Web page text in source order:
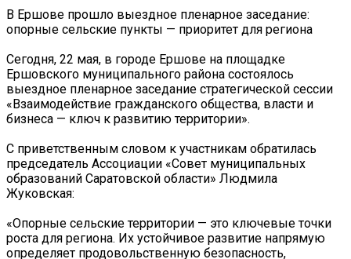
В Ершове прошло выездное пленарное заседание:
опорные сельские пункты — приоритет для региона
Сегодня, 22 мая, в городе Ершове на площадке
Ершовского муниципального района состоялось
выездное пленарное заседание стратегической сессии
«Взаимодействие гражданского общества, власти и
бизнеса — ключ к развитию территории».
С приветственным словом к участникам обратилась
председатель Ассоциации «Совет муниципальных
образований Саратовской области» Людмила
Жуковская:
«Опорные сельские территории — это ключевые точки
роста для региона. Их устойчивое развитие напрямую
определяет продовольственную безопасность,